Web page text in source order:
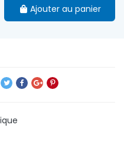
Ajouter au panier